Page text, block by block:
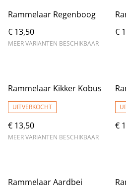
Rammelaar Regenboog
€ 13,50
MEER VARIANTEN BESCHIKBAAR
€
Rammelaar Kikker Kobus
UITVERKOCHT
€ 13,50
MEER VARIANTEN BESCHIKBAAR
€
Rammelaar Aardbei